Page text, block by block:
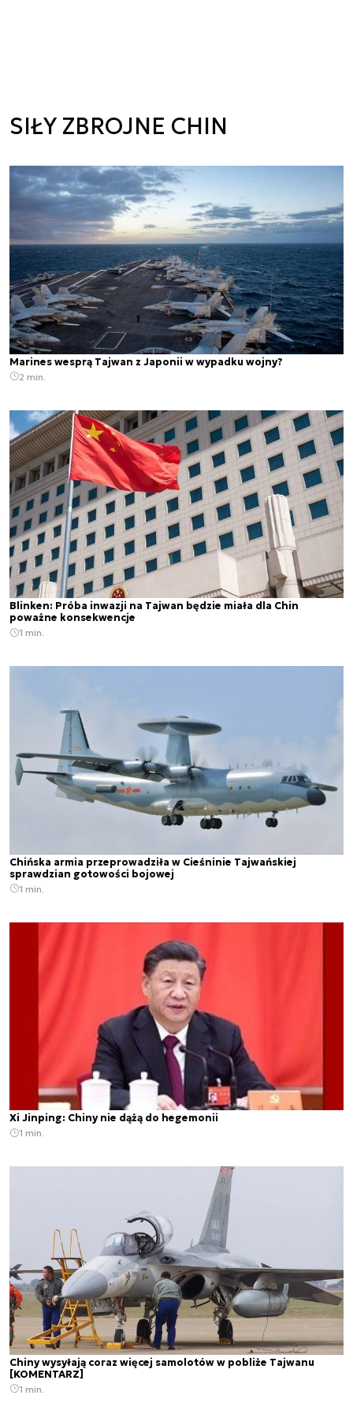
SIŁY ZBROJNE CHIN
Marines wesprą Tajwan z Japonii w wypadku wojny?
2 min.
Blinken: Próba inwazji na Tajwan będzie miała dla Chin
poważne konsekwencje
1 min.
Chińska armia przeprowadziła w Cieśninie Tajwańskiej
sprawdzian gotowości bojowej
1 min.
Xi Jinping: Chiny nie dążą do hegemonii
1 min.
Chiny wysyłają coraz więcej samolotów w pobliże Tajwanu
[KOMENTARZ]
1 min.